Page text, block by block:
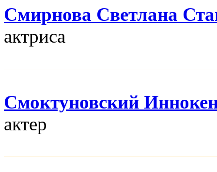
Смирнова Светлана
актриса
Смоктуновский
актер